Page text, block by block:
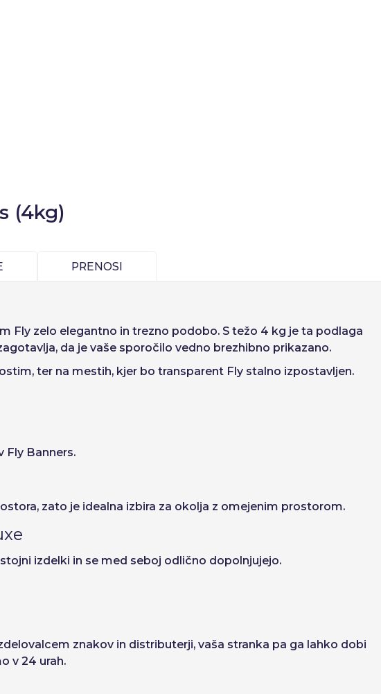
Ustvarjanje računa
(4kg)
PRENOSI
Fly zelo elegantno in trezno podobo. S težo 4 kg je ta podlaga
da je vaše sporočilo vedno brezhibno prikazano.
ter na mestih, kjer bo transparent Fly stalno izpostavljen.
Fly Banners.
zato je idealna izbira za okolja z omejenim prostorom.
izdelki in se med seboj odlično dopolnjujejo.
znakov in distributerji, vaša stranka pa ga lahko dobi
v 24 urah.